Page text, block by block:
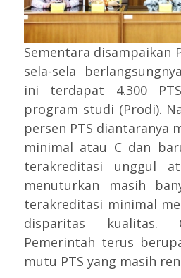
Sementara disampaikan
sela-sela
ini terdapat 4.300
program studi (Prodi).
persen PTS diantaranya
minimal atau C dan
terakreditasi unggul
menuturkan masih
terakreditasi minimal
disparitas kualitas.
Pemerintah terus
mutu PTS yang masih